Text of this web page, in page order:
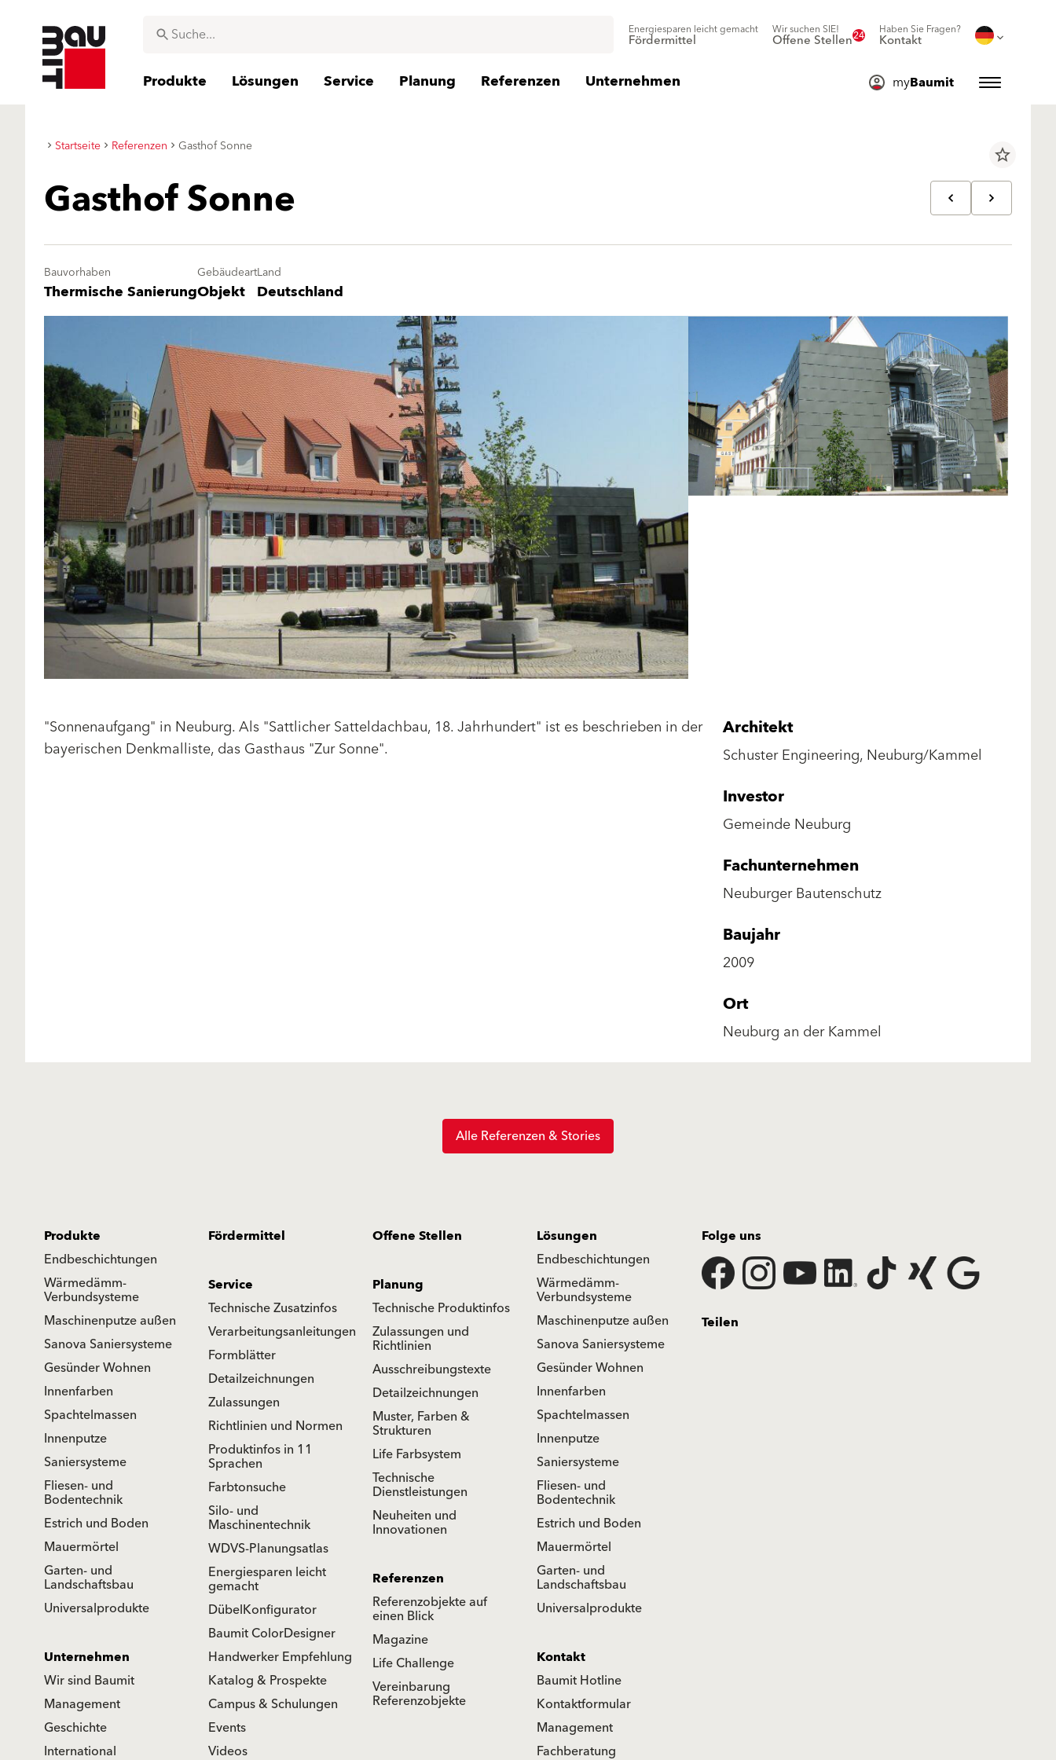
Energiesparen leicht gemacht
Fördermittel
Wir suchen SIE!
Offene Stellen24 Haben Sie Fragen?
Kontakt
Produkte Lösungen Service Planung Referenzen Unternehmen myBaumit
Startseite Referenzen Gasthof Sonne star_border
Gasthof Sonne
Bauvorhaben
Thermische Sanierung
Gebäudeart
Objekt
Land
Deutschland
"Sonnenaufgang" in Neuburg. Als "Sattlicher Satteldachbau, 18. Jahrhundert" ist es beschrieben in der
bayerischen Denkmalliste, das Gasthaus "Zur Sonne".
Architekt
Schuster Engineering, Neuburg/Kammel
Investor
Gemeinde Neuburg
Fachunternehmen
Neuburger Bautenschutz
Baujahr
2009
Ort
Neuburg an der Kammel
Alle Referenzen & Stories
Produkte
Endbeschichtungen
Wärmedämm-
Verbundsysteme
Maschinenputze außen
Sanova Saniersysteme
Gesünder Wohnen
Innenfarben
Spachtelmassen
Innenputze
Saniersysteme
Fliesen- und
Bodentechnik
Estrich und Boden
Mauermörtel
Garten- und
Landschaftsbau
Universalprodukte
Fördermittel Offene Stellen
Lösungen
Endbeschichtungen
Wärmedämm-
Verbundsysteme
Maschinenputze außen
Sanova Saniersysteme
Gesünder Wohnen
Innenfarben
Spachtelmassen
Innenputze
Saniersysteme
Fliesen- und
Bodentechnik
Estrich und Boden
Mauermörtel
Garten- und
Landschaftsbau
Universalprodukte
Service
Technische Zusatzinfos
Verarbeitungsanleitungen
Formblätter
Detailzeichnungen
Zulassungen
Richtlinien und Normen
Produktinfos in 11
Sprachen
Farbtonsuche
Silo- und
Maschinentechnik
WDVS-Planungsatlas
Energiesparen leicht
gemacht
DübelKonfigurator
Baumit ColorDesigner
Handwerker Empfehlung
Katalog & Prospekte
Campus & Schulungen
Events
Videos
Planung
Technische Produktinfos
Zulassungen und
Richtlinien
Ausschreibungstexte
Detailzeichnungen
Muster, Farben &
Strukturen
Life Farbsystem
Technische
Dienstleistungen
Neuheiten und
Innovationen
Referenzen
Referenzobjekte auf
einen Blick
Magazine
Life Challenge
Vereinbarung
Referenzobjekte
Unternehmen
Wir sind Baumit
Management
Geschichte
International
Kontakt
Baumit Hotline
Kontaktformular
Management
Fachberatung
Folge uns
Teilen